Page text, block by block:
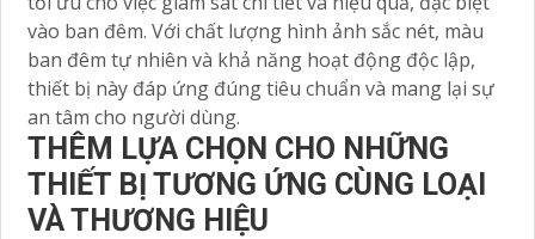
vào ban đêm. Với chất lượng hình ảnh sắc nét, màu
ban đêm tự nhiên và khả năng hoạt động độc lập,
thiết bị này đáp ứng đúng tiêu chuẩn và mang lại sự
an tâm cho người dùng.
THÊM LỰA CHỌN CHO NHỮNG
THIẾT BỊ TƯƠNG ỨNG CÙNG LOẠI
VÀ THƯƠNG HIỆU